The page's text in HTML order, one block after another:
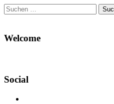
Suchen
nach:
Welcome
Social